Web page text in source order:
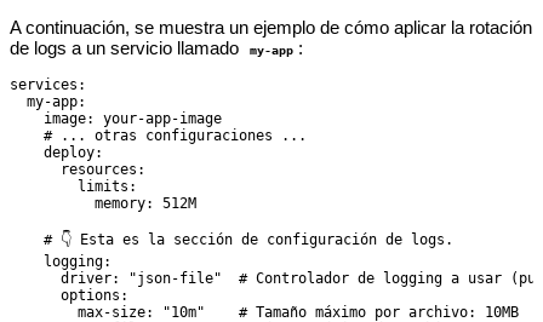
A continuación, se muestra un ejemplo de cómo aplicar la rotación
de logs a un servicio llamado
my-app :
services:
  my-app:
    image: your-app-image
    # ... otras configuraciones ...
    deploy:
      resources:
        limits:
          memory: 512M
    # 👇 Esta es la sección de configuración de logs.
    logging:
driver: "json-file"  # Controlador de logging a usar
      options:
        max-size: "10m"    # Tamaño máximo por archivo: 10MB